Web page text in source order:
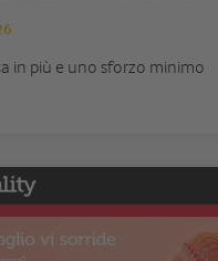
in più e uno sforzo minimo